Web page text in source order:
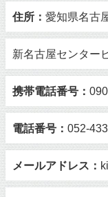
住所： 愛知県名古
新名古屋センター
携帯電話番号：
電話番号： 052-
メールアドレス：